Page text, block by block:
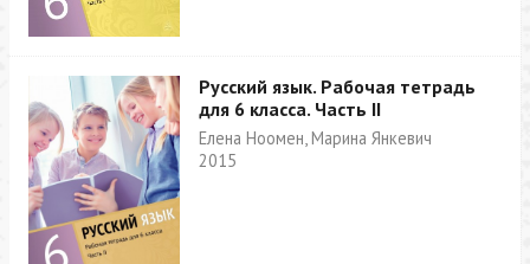
Русский язык. Рабочая тетрадь
для 6 класса. Часть II
Елена Ноомен, Марина Янкевич
2015